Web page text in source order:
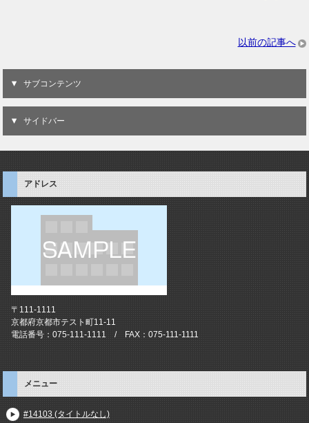
以前の記事へ
サブコンテンツ
サイドバー
アドレス
〒111-1111
京都府京都市テスト町11-11
電話番号：075-111-1111 / FAX：075-111-1111
メニュー
#14103 (タイトルなし)